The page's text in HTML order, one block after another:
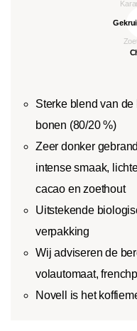
Sterke blend van
bonen (80/20 %)
Zeer donker
intense smaak,
cacao en zoethout
Uitstekende
verpakking
Wij adviseren de
volautomaat,
Novell is het